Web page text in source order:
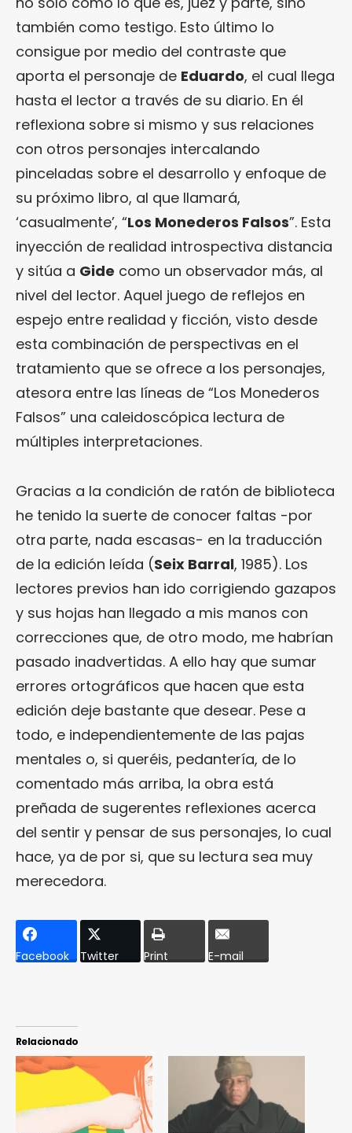
también como testigo. Esto último lo
consigue por medio del contraste que
aporta el personaje de Eduardo, el cual llega
hasta el lector a través de su diario. En él
reflexiona sobre si mismo y sus relaciones
con otros personajes intercalando
pinceladas sobre el desarrollo y enfoque de
su próximo libro, al que llamará,
‘casualmente’, “Los Monederos Falsos”. Esta
inyección de realidad introspectiva distancia
y sitúa a Gide como un observador más, al
nivel del lector. Aquel juego de reflejos en
espejo entre realidad y ficción, visto desde
esta combinación de perspectivas en el
tratamiento que se ofrece a los personajes,
atesora entre las líneas de “Los Monederos
Falsos” una caleidoscópica lectura de
múltiples interpretaciones.
Gracias a la condición de ratón de biblioteca
he tenido la suerte de conocer faltas -por
otra parte, nada escasas- en la traducción
de la edición leída (Seix Barral, 1985). Los
lectores previos han ido corrigiendo gazapos
y sus hojas han llegado a mis manos con
correcciones que, de otro modo, me habrían
pasado inadvertidas. A ello hay que sumar
errores ortográficos que hacen que esta
edición deje bastante que desear. Pese a
todo, e independientemente de las pajas
mentales o, si queréis, pedantería, de lo
comentado más arriba, la obra está
preñada de sugerentes reflexiones acerca
del sentir y pensar de sus personajes, lo cual
hace, ya de por si, que su lectura sea muy
merecedora.
Facebook Twitter Print E-mail
Relacionado